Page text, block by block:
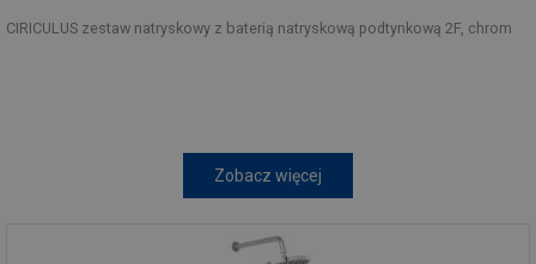
CIRICULUS zestaw natryskowy z baterią natryskową podtynkową 2F, chrom
Zobacz więcej